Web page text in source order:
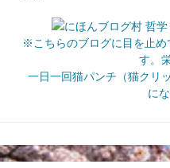
※こちらのブログに目を止め
す。
一日一回猫パンチ（猫クリ
に